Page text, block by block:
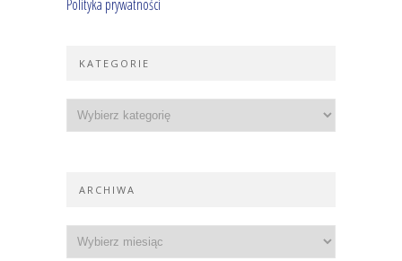
Polityka prywatności
KATEGORIE
ARCHIWA